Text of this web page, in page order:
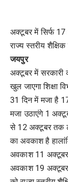
अक्टूबर में सिर्फ
राज्य स्तरीय
जयपुर
अक्टूबर में सरकारी
खुल जाएगा शिक्षा
31 दिन में मजा है
मजा उठाएंगे 1
से 12 अक्टूबर तक
का अवकाश है
अवकाश 11 अक्टूबर
अवकाश 19